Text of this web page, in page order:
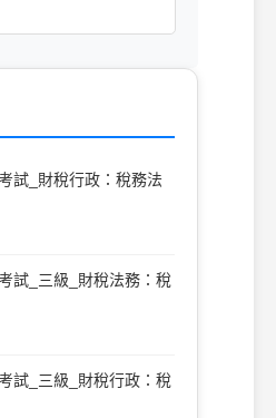
試_財稅行政：稅務法
試_三級_財稅法務：稅
試_三級_財稅行政：稅